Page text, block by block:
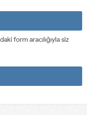
form aracılığıyla siz